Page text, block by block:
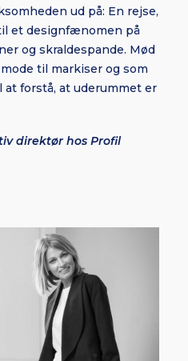
ud på: En rejse,
et designfænomen på
og skraldespande. Mød
til markiser og som
forstå, at uderummet er
direktør hos Profil